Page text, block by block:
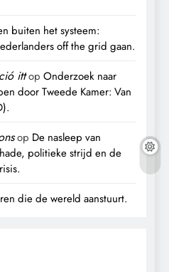
buiten het systeem:
off the grid gaan.
ittop Onderzoek naar
door Tweede Kamer: Van
op De nasleep van
politieke strijd en de
die de wereld aanstuurt.